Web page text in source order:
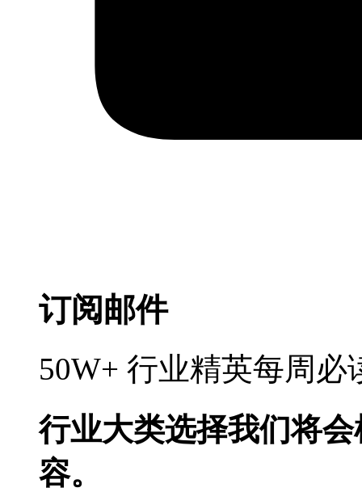
订阅邮件
50W+ 行业精英每周
行业大类选择我们将
容。